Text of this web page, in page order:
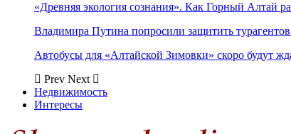
«Древняя экология сознания». Как Горный Алтай
Владимира Путина попросили защитить
Автобусы для «Алтайской Зимовки» скоро будут
Prev Next
Недвижимость
Интересы